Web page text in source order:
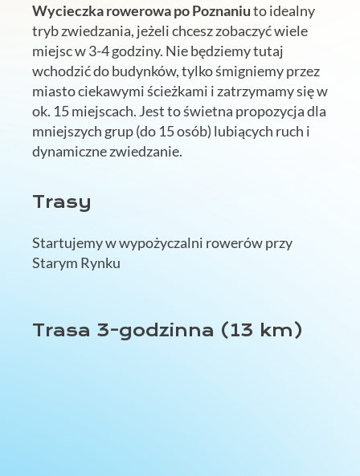
Wycieczka rowerowa po Poznaniuto idealny
tryb zwiedzania, jeżeli chcesz zobaczyć wiele
miejsc w 3-4 godziny. Nie będziemy tutaj
wchodzić do budynków, tylko śmigniemy przez
miasto ciekawymi ścieżkami i zatrzymamy się w
ok. 15 miejscach. Jest to świetna propozycja dla
mniejszych grup (do 15 osób) lubiących ruch i
dynamiczne zwiedzanie.
Trasy
Startujemy w wypożyczalni rowerów przy
Starym Rynku
Trasa 3-godzinna (13 km)